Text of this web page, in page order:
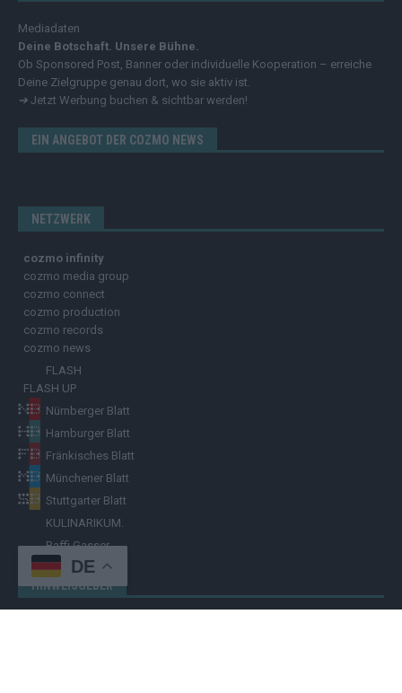
Mediadaten
Deine Botschaft. Unsere Bühne.
Ob Sponsored Post, Banner oder individuelle Kooperation – erreiche
Deine Zielgruppe genau dort, wo sie aktiv ist.
➔ Jetzt Werbung buchen & sichtbar werden!
EIN ANGEBOT DER COZMO NEWS
NETZWERK
cozmo infinity
cozmo media group
cozmo connect
cozmo production
cozmo records
cozmo news
FLASH
FLASH UP
Nürnberger Blatt
Hamburger Blatt
Fränkisches Blatt
Münchener Blatt
Stuttgarter Blatt
KULINARIKUM.
Raffi Gasser
HINWEISGEBER
DE